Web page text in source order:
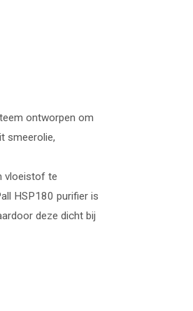
ontworpen om
smeerolie,
vloeistof te
HSP180 purifier is
deze dicht bij